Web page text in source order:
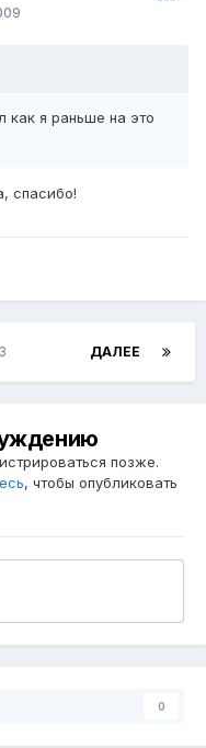
как я раньше на это
спасибо!
ДАЛЕЕ
позже.
, чтобы опубликовать
0